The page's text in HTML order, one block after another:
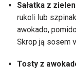
Sałatka z
rukoli lub
awokado,
Skrop ją sosem
Tosty z